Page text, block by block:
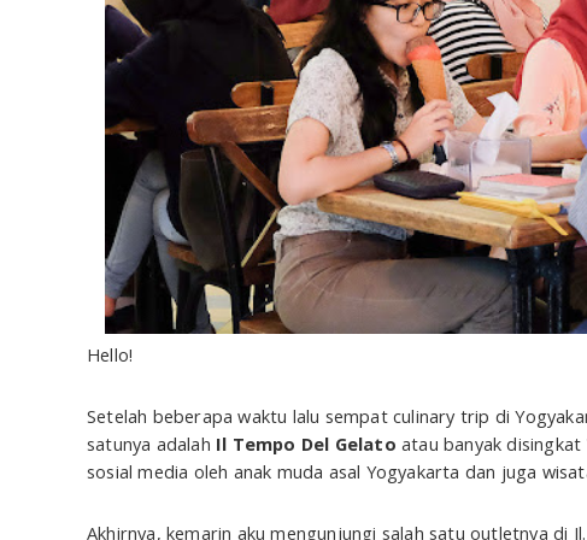
Hello!
Setelah beberapa waktu lalu sempat culinary trip di
satunya adalah Il Tempo Del Gelato atau banyak disingkat
sosial media oleh anak muda asal Yogyakarta dan juga
Akhirnya, kemarin aku mengunjungi salah satu outletnya di